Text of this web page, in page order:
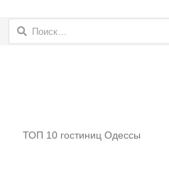
Найти:
ТОП 10 гостиниц Одессы